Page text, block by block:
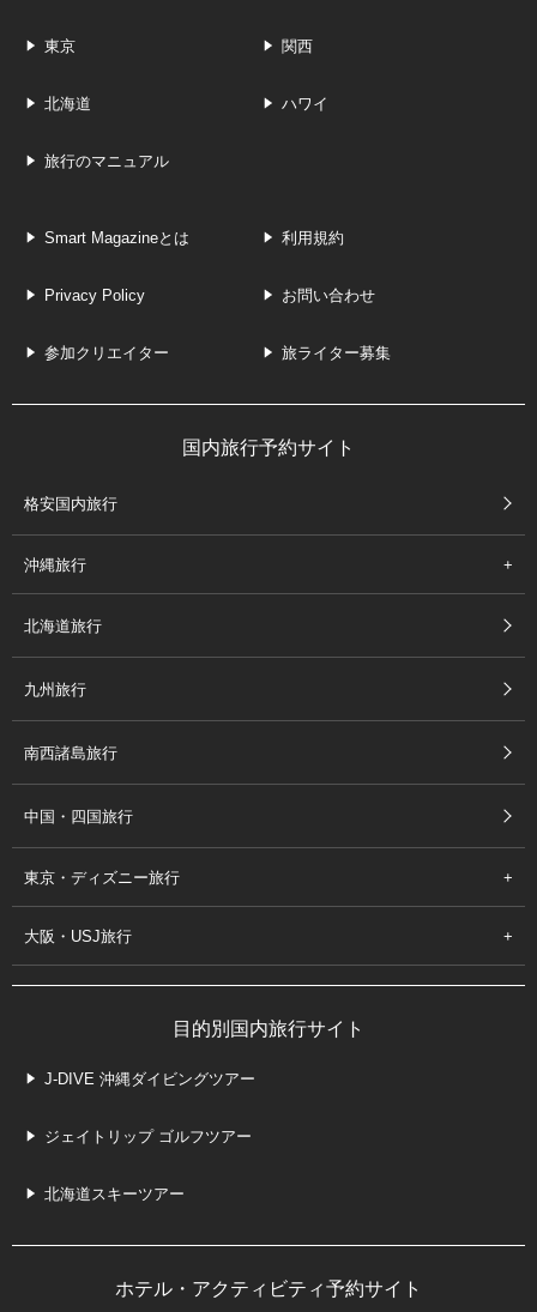
東京 関西
北海道 ハワイ
旅行のマニュアル
Smart Magazineとは 利用規約
Privacy Policy お問い合わせ
参加クリエイター 旅ライター募集
国内旅行予約サイト
格安国内旅行
沖縄旅行
北海道旅行
九州旅行
南西諸島旅行
中国・四国旅行
東京・ディズニー旅行
大阪・USJ旅行
目的別国内旅行サイト
J-DIVE 沖縄ダイビングツアー
ジェイトリップ ゴルフツアー
北海道スキーツアー
ホテル・アクティビティ予約サイト